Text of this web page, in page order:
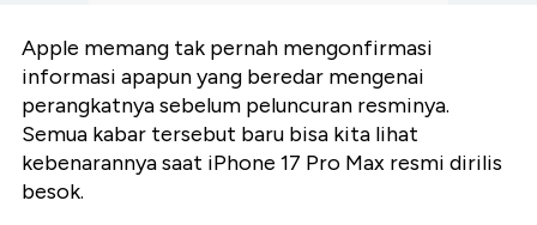
Apple memang tak pernah mengonfirmasi
informasi apapun yang beredar mengenai
perangkatnya sebelum peluncuran resminya.
Semua kabar tersebut baru bisa kita lihat
kebenarannya saat iPhone 17 Pro Max resmi dirilis
besok.